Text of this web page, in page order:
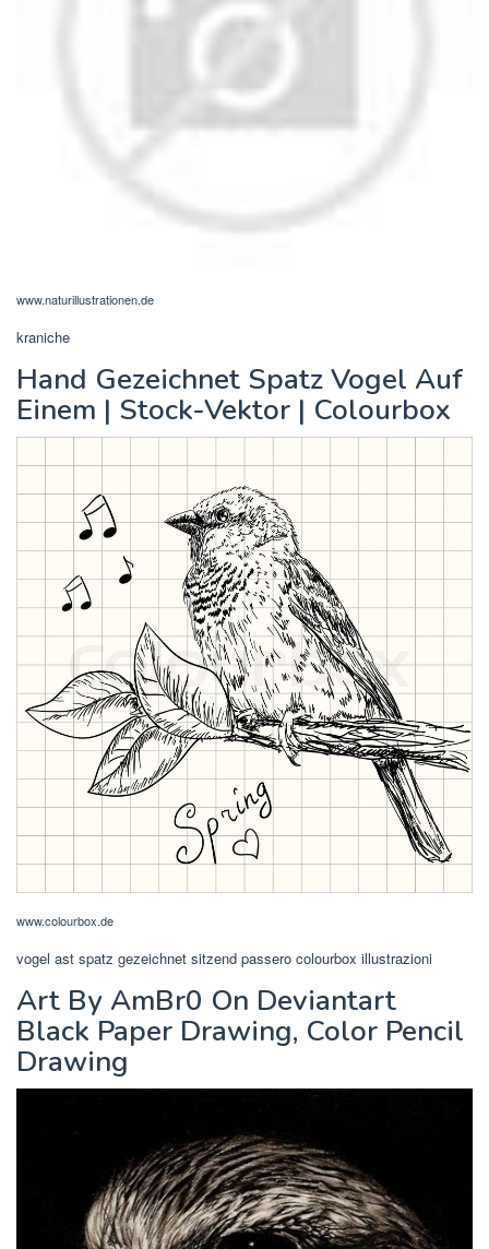
www.naturillustrationen.de
kraniche
Hand Gezeichnet Spatz Vogel Auf
Einem | Stock-Vektor | Colourbox
www.colourbox.de
vogel ast spatz gezeichnet sitzend passero colourbox illustrazioni
Art By AmBr0 On Deviantart
Black Paper Drawing, Color Pencil
Drawing